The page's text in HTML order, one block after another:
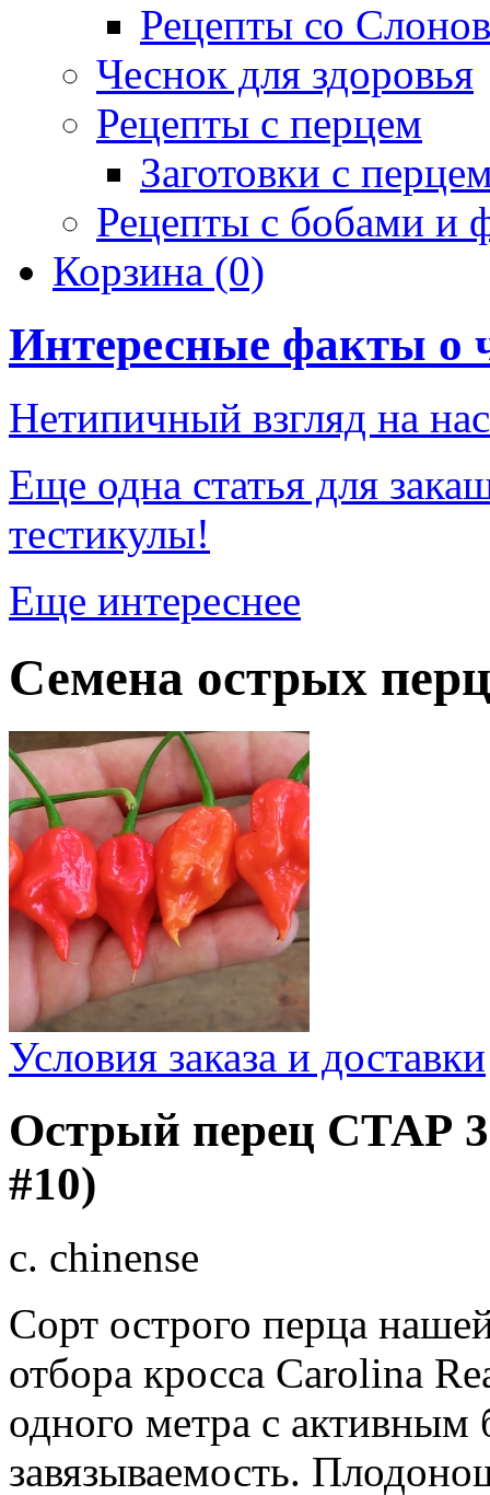
Рецепты со
Чеснок для здоровья
Рецепты с перцем
Заготовки с
Рецепты с бобами и
Корзина (0)
Интересные факты о
Нетипичный взгляд на
Еще одна статья для
тестикулы!
Еще интереснее
Семена острых
Условия заказа и доставки
Острый перец СТАР
#10)
c. chinense
Сорт острого перца
отбора кросса Carolina
одного метра с
завязываемость.